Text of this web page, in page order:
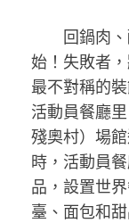
回鍋肉、
始！失敗者
最不對稱的
活動員餐廳
殘奧村）場
時，活動員
品，設置世
臺、面包和